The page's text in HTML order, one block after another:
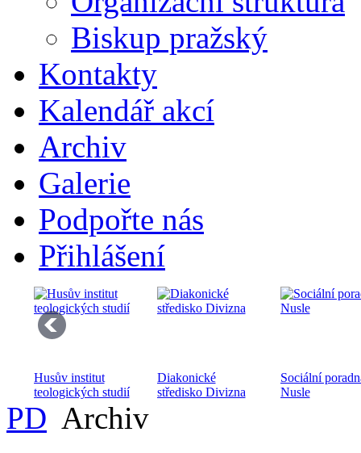
Biskup pražský
Kontakty
Kalendář akcí
Archiv
Galerie
Podpořte nás
Přihlášení
Husův institut
teologických studií
Diakonické
středisko Divizna
Sociální
Nusle
PD Archiv